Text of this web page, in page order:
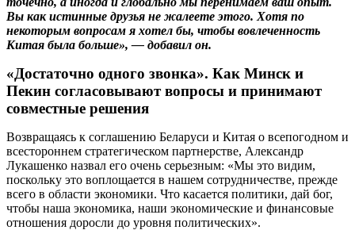
Вы как истинные друзья не жалеете этого. Хотя по
некоторым вопросам я хотел бы, чтобы вовлеченность
Китая была больше», — добавил он.
«Достаточно одного звонка». Как Минск и
Пекин согласовывают вопросы и принимают
совместные решения
Возвращаясь к соглашению Беларуси и Китая о всепогодном и
всестороннем стратегическом партнерстве, Александр
Лукашенко назвал его очень серьезным: «Мы это видим,
поскольку это воплощается в нашем сотрудничестве, прежде
всего в области экономики. Что касается политики, дай бог,
чтобы наша экономика, наши экономические и финансовые
отношения доросли до уровня политических».